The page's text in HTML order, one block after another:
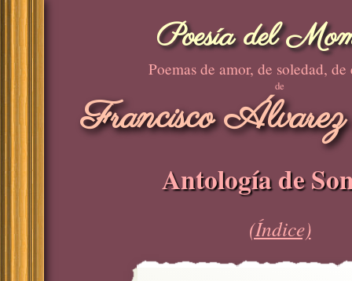
Poesía del
Poemas de amor, de soledad, de
de
Francisco
Antología de
(Índice)